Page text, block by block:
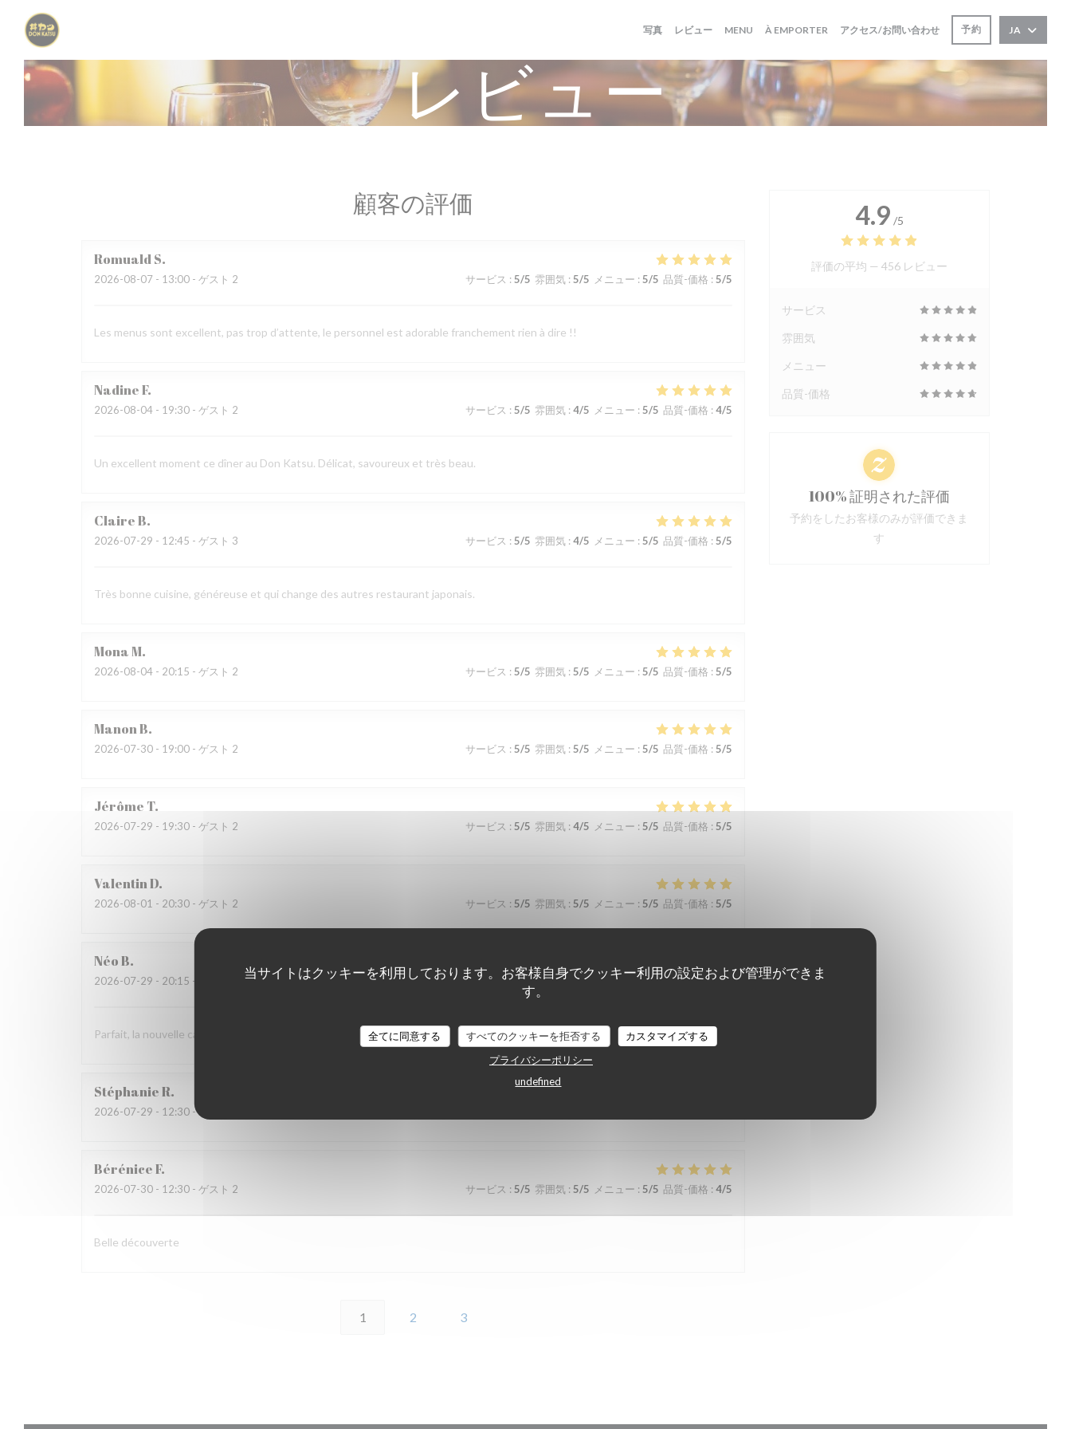
クッキー利用の管理について
当サイトはクッキーを利用しております。お客様自身でクッキー利用の設定および管理ができま
す。
全てに同意する すべてのクッキーを拒否する
カスタマイズする
プライバシーポリシー
undefined
写真 レビュー MENU ((新しいウィンドウで開きます))
À EMPORTER ((新しいウィンドウで開きます))
アクセス/お問い合わせ 予約 JA
レビュー
顧客の評価
RomualdS
2026-08-07 - 13:00 - ゲスト 2 サービス : 5/5 雰囲気: 5/5 メニュー : 5/5 品質-価格 : 5/5
Les menus sont excellent, pas trop d’attente, le personnel est adorable franchement rien à dire !!
NadineF
2026-08-04 - 19:30 - ゲスト 2 サービス : 5/5 雰囲気: 4/5 メニュー : 5/5 品質-価格 : 4/5
Un excellent moment ce dîner au Don Katsu. Délicat, savoureux et très beau.
ClaireB
2026-07-29 - 12:45 - ゲスト 3 サービス : 5/5 雰囲気: 4/5 メニュー : 5/5 品質-価格 : 5/5
Très bonne cuisine, généreuse et qui change des autres restaurant japonais.
MonaM
2026-08-04 - 20:15 - ゲスト 2 サービス : 5/5 雰囲気: 5/5 メニュー : 5/5 品質-価格 : 5/5
ManonB
2026-07-30 - 19:00 - ゲスト 2 サービス : 5/5 雰囲気: 5/5 メニュー : 5/5 品質-価格 : 5/5
Jérôme T
2026-07-29 - 19:30 - ゲスト 2 サービス : 5/5 雰囲気: 4/5 メニュー : 5/5 品質-価格 : 5/5
ValentinD
2026-08-01 - 20:30 - ゲスト 2 サービス : 5/5 雰囲気 : 5/5 メニュー : 5/5 品質-価格 : 5/5
NéoB
2026-07-29 - 20:15 - ゲスト 2 サービス: 5/5 雰囲気: 5/5 メニュー : 5/5 品質-価格:5/5
Parfait, la nouvelle carte est aussi bonne que la précédente !
StéphanieR
2026-07-29 - 12:30 - ゲスト 2
BéréniceF
2026-07-30 - 12:30 - ゲスト 2 サービス : 5/5 雰囲気 : 5/5 メニュー : 5/5 品質-価格 : 4/5
Belle découverte
1 2 3
4.9 /5
評価の平均 — 456 レビュー
サービス
雰囲気
メニュー
品質-価格
100% 証明された評価
予約をしたお客様のみが評価できま
す